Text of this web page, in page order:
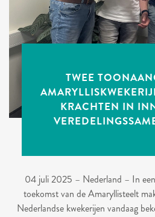
TWEE
KRACHTEN IN
04 juli 2025 – Nederland – In
toekomst van de Amaryllisteelt
Nederlandse kwekerijen vandaag